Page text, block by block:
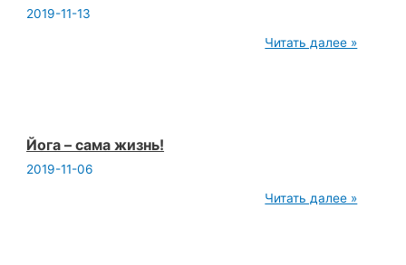
2019-11-13
О
Читать далее »
Йога – сама жизнь!
2019-11-06
Йога
Читать далее »